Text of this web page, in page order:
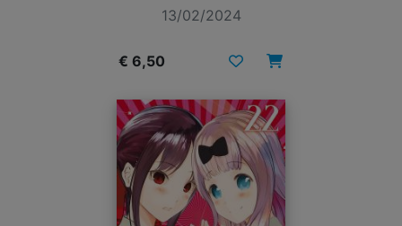
13/02/2024
€ 6,50